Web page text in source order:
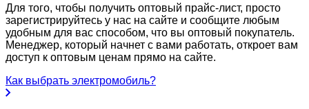
Для того, чтобы получить оптовый прайс-лист, просто
зарегистрируйтесь у нас на сайте и сообщите любым
удобным для вас способом, что вы оптовый покупатель.
Менеджер, который начнет с вами работать, откроет вам
доступ к оптовым ценам прямо на сайте.
Как выбрать электромобиль?